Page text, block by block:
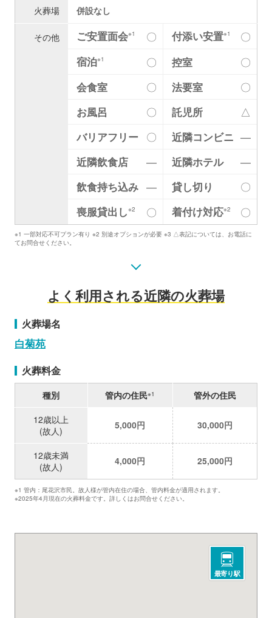
火葬場 併設なし
その他 ご安置面会※1 〇 付添い安置※1
〇
宿泊※1 〇 控室
〇
会食室
〇 法要室
〇
お風呂
〇 託児所
△
バリアフリー 〇 近隣コンビニ ―
近隣飲食店
― 近隣ホテル
―
飲食持ち込み ― 貸し切り
〇
喪服貸出し※2 〇 着付け対応※2 〇
※1 一部対応不可プラン有り ※2 別途オプションが必要 ※3 △表記については、お電話に
てお問合せください。
よく利用される近隣の火葬場
火葬場名
白菊苑
火葬料金
種別 管内の住民※1
管外の住民
12歳以上
(故人)
5,000円 30,000円
12歳未満
(故人)
4,000円 25,000円
※1 管内：尾花沢市民。故人様が管内在住の場合、管内料金が適用されます。
※2025年4月現在の火葬料金です。詳しくはお問合せください。
最寄り駅